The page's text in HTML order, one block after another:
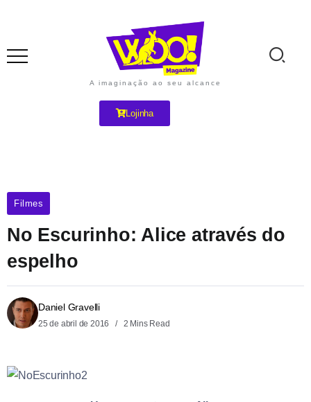
A imaginação ao seu alcance
Lojinha
Filmes
No Escurinho: Alice através do
espelho
Daniel Gravelli
25 de abril de 2016 2 Mins Read